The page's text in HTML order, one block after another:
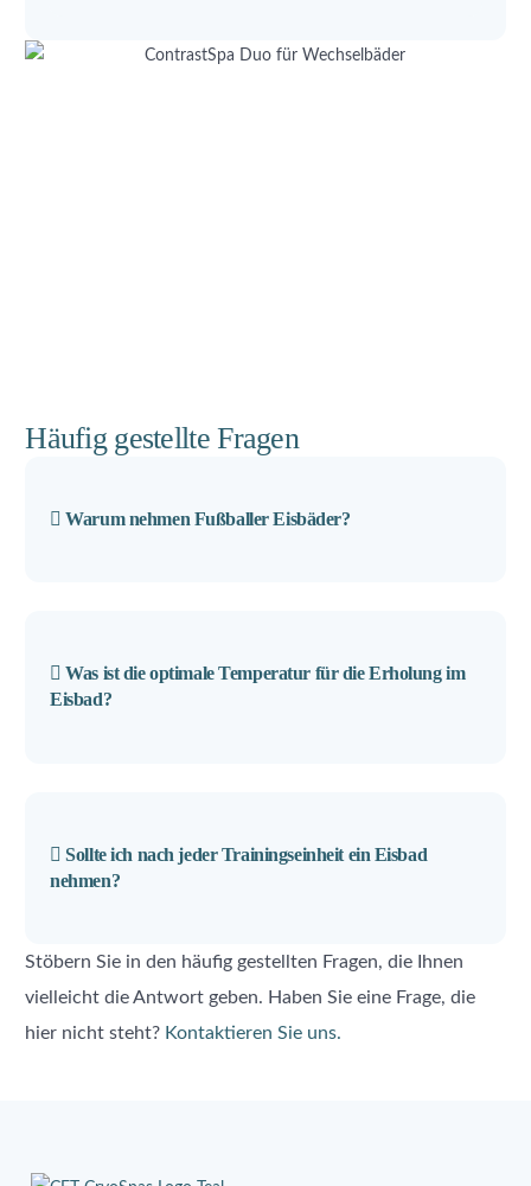
Häufig gestellte Fragen
Warum nehmen Fußballer Eisbäder?
Was ist die optimale Temperatur für die Erholung im
Eisbad?
Sollte ich nach jeder Trainingseinheit ein Eisbad
nehmen?
Stöbern Sie in den häufig gestellten Fragen, die Ihnen
vielleicht die Antwort geben. Haben Sie eine Frage, die
hier nicht steht? Kontaktieren Sie uns.